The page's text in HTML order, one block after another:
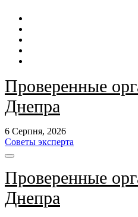
Перейти
контенту
Проверенные
Днепра
6 Серпня, 2026
Советы эксперта
Проверенные
Днепра